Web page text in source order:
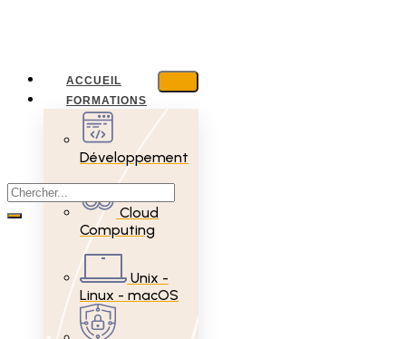
ACCUEIL
FORMATIONS
Développement
Cloud
Computing
Unix -
Linux - macOS